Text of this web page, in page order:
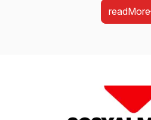
readMore